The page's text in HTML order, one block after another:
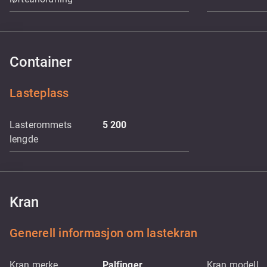
Container
Lasteplass
Lasterommets
lengde
5 200
Kran
Generell informasjon om lastekran